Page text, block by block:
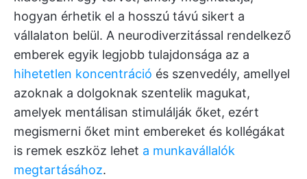
hogyan érhetik el a hosszú távú sikert a
vállalaton belül. A neurodiverzitással rendelkező
emberek egyik legjobb tulajdonsága az a
hihetetlen koncentráció és szenvedély, amellyel
azoknak a dolgoknak szentelik magukat,
amelyek mentálisan stimulálják őket, ezért
megismerni őket mint embereket és kollégákat
is remek eszköz lehet a munkavállalók
megtartásához.